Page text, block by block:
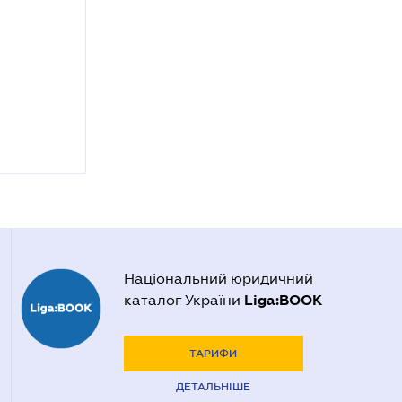
Національний юридичний
каталог України Liga:BOOK
ТАРИФИ
ДЕТАЛЬНІШЕ